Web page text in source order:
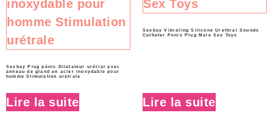
Sexbay Plug pénis Dilatateur urétral avec
anneau de gland en acier inoxydable pour
homme Stimulation urétrale
Lire la suite
Sexbay Vibrating Silicone Urethral Sounds
Catheter Penis Plug Male Sex Toys
Lire la suite